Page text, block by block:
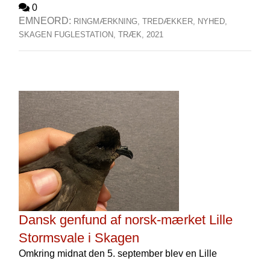
0
EMNEORD: RINGMÆRKNING, TREDÆKKER,
NYHED,
SKAGEN FUGLESTATION, TRÆK, 2021
Dansk genfund af norsk-mærket Lille
Stormsvale i Skagen
Omkring midnat den 5. september blev en Lille